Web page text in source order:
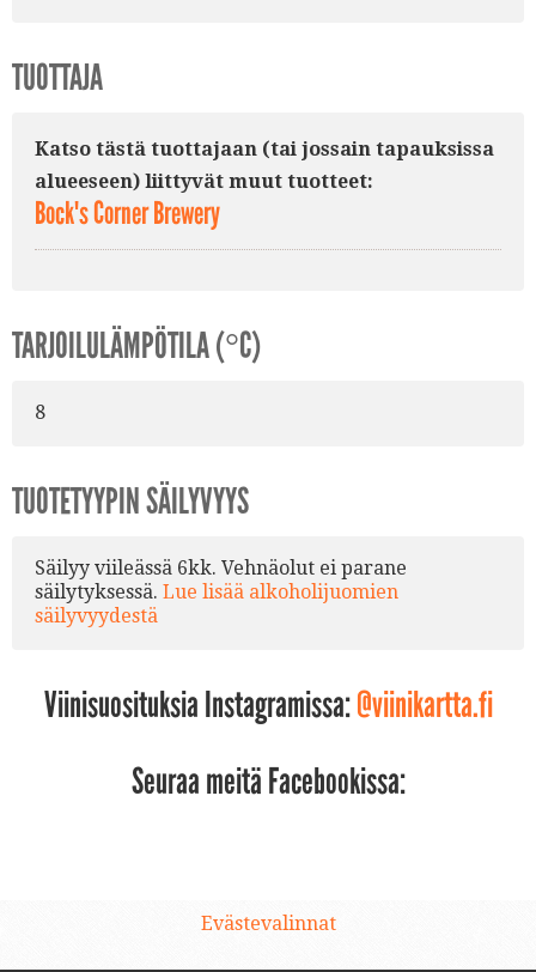
TUOTTAJA
Katso tästä tuottajaan (tai jossain tapauksissa
alueeseen) liittyvät muut tuotteet:
Bock's Corner Brewery
TARJOILULÄMPÖTILA (°C)
8
TUOTETYYPIN SÄILYVYYS
Säilyy viileässä 6kk. Vehnäolut ei parane
säilytyksessä. Lue lisää alkoholijuomien
säilyvyydestä
Viinisuosituksia Instagramissa:@viinikartta.fi
Seuraa meitä Facebookissa:
Evästevalinnat